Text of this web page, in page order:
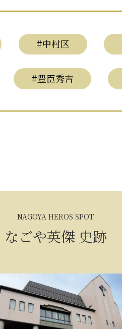
#中村区
#豊臣秀吉
NAGOYA HEROS SPOT
なごや英傑 史跡